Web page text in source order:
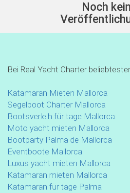
Noch
Bei Real Yacht Charter
Katamaran Mieten Mallorca
Segelboot Charter Mallorca
Bootsverleih für tage Mallorca
Moto yacht mieten Mallorca
Bootparty Palma de Mallorca
Eventboote Mallorca
Luxus yacht mieten Mallorca
Katamaran mieten Mallorca
Katamaran für tage Palma